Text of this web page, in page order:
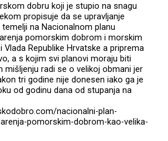
dobru koji je stupio na snagu
propisuje da se upravljanje
na Nacionalnom planu
pomorskim dobrom i morskim
Republike Hrvatske a priprema
a s kojim svi planovi moraju biti
mišljenju radi se o velikoj obmani jer
tri godine nije donesen iako ga je
od godinu dana od stupanja na
nacionalni-plan-
pomorskim-dobrom-kao-velika-